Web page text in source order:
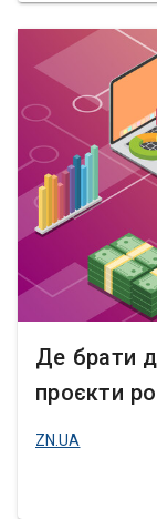
Де брати
проєкти
ZN.UA